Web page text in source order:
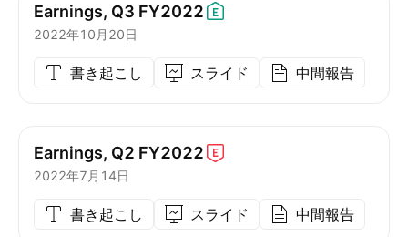
Earnings, Q3 FY2022
2022年10月20日
書き起こし スライド 中間報告
Earnings, Q2 FY2022
2022年7月14日
書き起こし スライド 中間報告